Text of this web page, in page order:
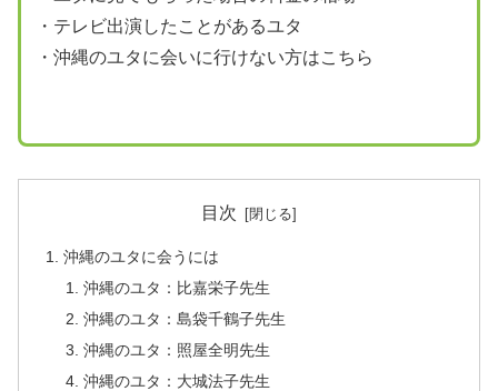
・テレビ出演したことがあるユタ
・沖縄のユタに会いに行けない方はこちら
目次
沖縄のユタに会うには
沖縄のユタ：比嘉栄子先生
沖縄のユタ：島袋千鶴子先生
沖縄のユタ：照屋全明先生
沖縄のユタ：大城法子先生